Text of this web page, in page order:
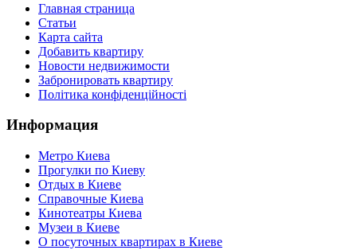
Главная страница
Статьи
Карта сайта
Добавить квартиру
Новости недвижимости
Забронировать квартиру
Політика конфіденційності
Информация
Метро Киева
Прогулки по Киеву
Отдых в Киеве
Справочные Киева
Кинотеатры Киева
Музеи в Киеве
О посуточных квартирах в Киеве